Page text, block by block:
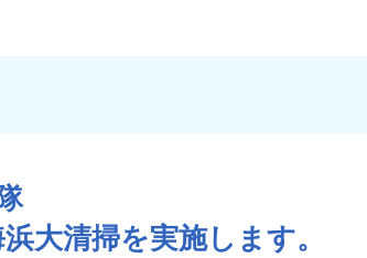
大清掃を実施します。